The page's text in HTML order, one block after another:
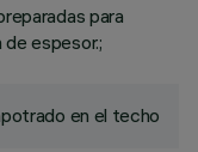
para
espesor.;
en el techo